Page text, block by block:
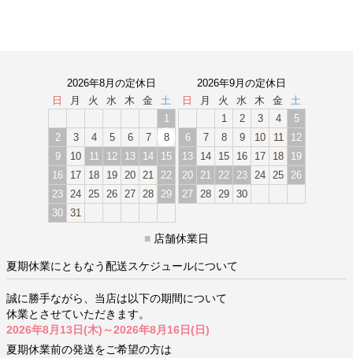
2026年8月の定休日
日
月 火 水 木 金
土
1
2
3 4 5 6 7
8
9
10 11 12 13 14
15
16
17 18 19 20 21
22
23
24 25 26 27 28
29
30 31
2026年9月の定休日
日
月 火 水 木 金
土
1
2 3 4
5
6
7 8 9 10 11
12
13
14 15 16 17 18
19
20
21 22 23 24 25
26
27
28 29 30
■ 店舗休業日
夏期休業にともなう配送スケジュールについて
誠に勝手ながら、当店は以下の期間について
休業とさせていただきます。
2026年8月13日(木)～2026年8月16日(日)
夏期休業前の発送をご希望の方は